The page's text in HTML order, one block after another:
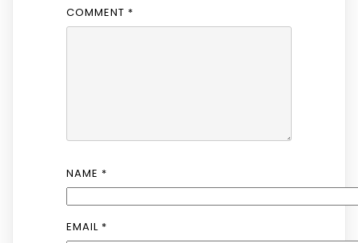
COMMENT *
NAME *
EMAIL *